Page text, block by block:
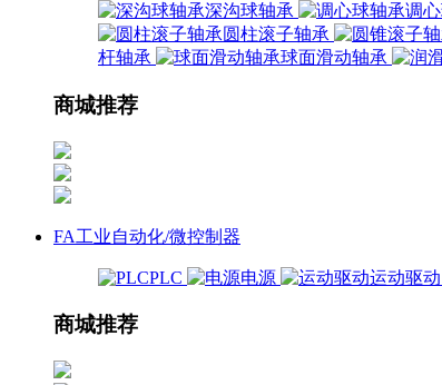
深沟球轴承 调
圆柱滚子轴承
杆轴承
球面滑动轴承
商城推荐
FA工业自动化/微控制器
PLC 电源 运动驱动
商城推荐